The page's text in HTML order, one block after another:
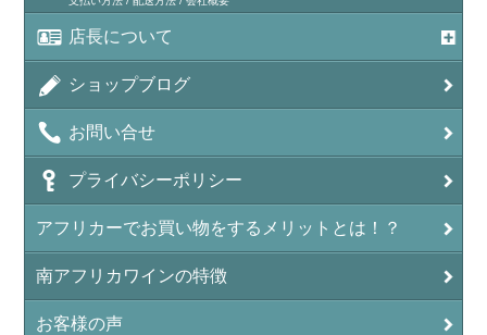
店長について
ショップブログ
お問い合せ
プライバシーポリシー
アフリカーでお買い物をするメリットとは！？
南アフリカワインの特徴
お客様の声